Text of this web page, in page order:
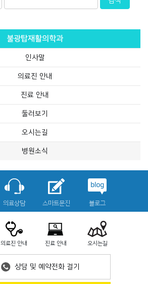
불광탑재활의학과
인사말
의료진 안내
진료 안내
둘러보기
오시는길
병원소식
의료상담 스마트문진 블로그
의료진 안내 진료 안내 오시는길
상담 및 예약전화 걸기